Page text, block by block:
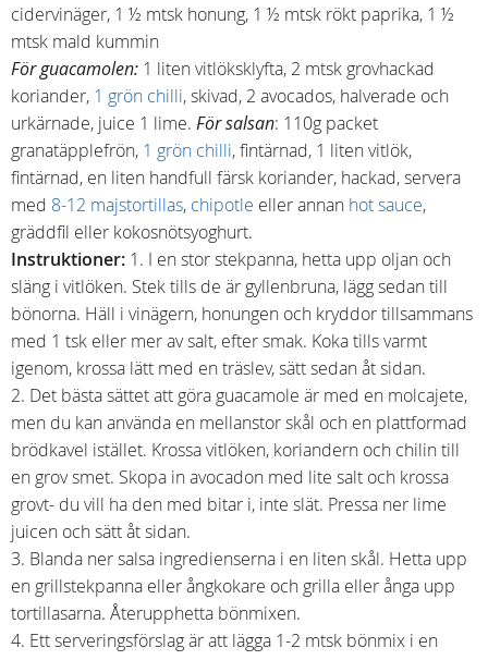
cidervinäger, 1 ½ mtsk honung, 1 ½ mtsk rökt paprika, 1 ½
mtsk mald kummin
För guacamolen: 1 liten vitlöksklyfta, 2 mtsk grovhackad
koriander, 1 grön chilli, skivad, 2 avocados, halverade och
urkärnade, juice 1 lime. För salsan: 110g packet
granatäpplefrön, 1 grön chilli, fintärnad, 1 liten vitlök,
fintärnad, en liten handfull färsk koriander, hackad, servera
med 8-12 majstortillas, chipotle eller annan hot sauce,
gräddfil eller kokosnötsyoghurt.
Instruktioner: 1. I en stor stekpanna, hetta upp oljan och
släng i vitlöken. Stek tills de är gyllenbruna, lägg sedan till
bönorna. Häll i vinägern, honungen och kryddor tillsammans
med 1 tsk eller mer av salt, efter smak. Koka tills varmt
igenom, krossa lätt med en träslev, sätt sedan åt sidan.
2. Det bästa sättet att göra guacamole är med en molcajete,
men du kan använda en mellanstor skål och en plattformad
brödkavel istället. Krossa vitlöken, koriandern och chilin till
en grov smet. Skopa in avocadon med lite salt och krossa
grovt- du vill ha den med bitar i, inte slät. Pressa ner lime
juicen och sätt åt sidan.
3. Blanda ner salsa ingredienserna i en liten skål. Hetta upp
en grillstekpanna eller ångkokare och grilla eller ånga upp
tortillasarna. Återupphetta bönmixen.
4. Ett serveringsförslag är att lägga 1-2 mtsk bönmix i en